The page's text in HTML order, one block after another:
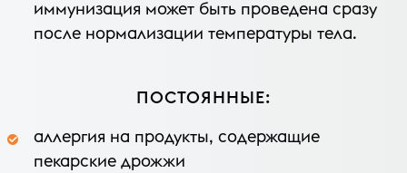
иммунизация может быть проведена сразу
после нормализации температуры тела.
ПОСТОЯННЫЕ:
аллергия на продукты, содержащие
пекарские дрожжи